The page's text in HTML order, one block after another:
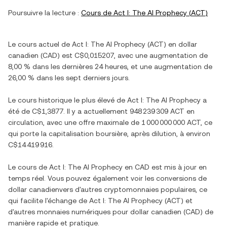
Poursuivre la lecture : Cours de Act I: The AI Prophecy (ACT)
Le cours actuel de Act I: The AI Prophecy (ACT) en dollar
canadien (CAD) est C$0,015207 , avec une augmentation de
8,00 % dans les dernières 24 heures, et une augmentation de
26,00 % dans les sept derniers jours.
Le cours historique le plus élevé de Act I: The AI Prophecy a
été de C$1,3877 . Il y a actuellement 948 239 309 ACT en
circulation, avec une offre maximale de 1 000 000 000 ACT , ce
qui porte la capitalisation boursière, après dilution, à environ
C$14 419 916
Le cours de Act I: The AI Prophecy en CAD est mis à jour en
temps réel. Vous pouvez également voir les conversions de
dollar canadienvers d'autres cryptomonnaies populaires, ce
qui facilite l'échange de Act I: The AI Prophecy (ACT) et
d'autres monnaies numériques pour dollar canadien (CAD) de
manière rapide et pratique.